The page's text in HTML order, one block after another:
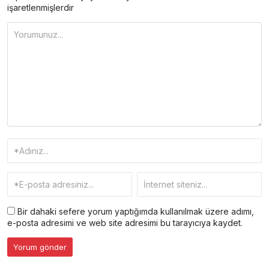
işaretlenmişlerdir
Bir dahaki sefere yorum yaptığımda kullanılmak üzere adımı,
e-posta adresimi ve web site adresimi bu tarayıcıya kaydet.